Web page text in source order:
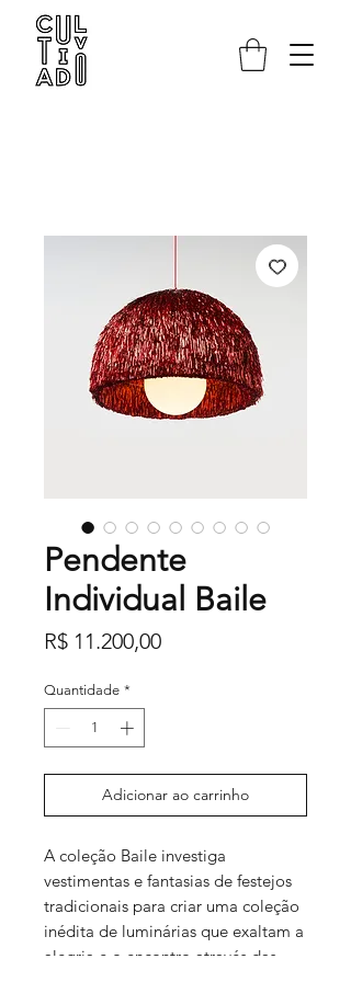
Pendente
Individual Baile
R$ 11.200,00Preço
Quantidade *
Adicionar ao carrinho
A coleção Baile investiga
vestimentas e fantasias de festejos
tradicionais para criar uma coleção
inédita de luminárias que exaltam a
alegria e o encontro através das